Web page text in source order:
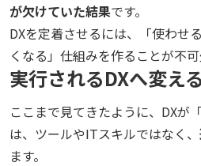
が欠けていた結果です。
DXを定着させるには、「使わせ
くなる」仕組みを作ることが不可
実行されるDXへ変え
ここまで見てきたように、DXが
は、ツールやITスキルではなく、
ます。